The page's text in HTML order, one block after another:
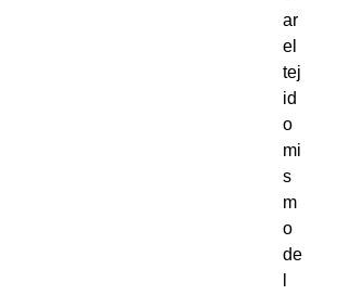
ar
el
tej
id
o
mi
s
m
o
de